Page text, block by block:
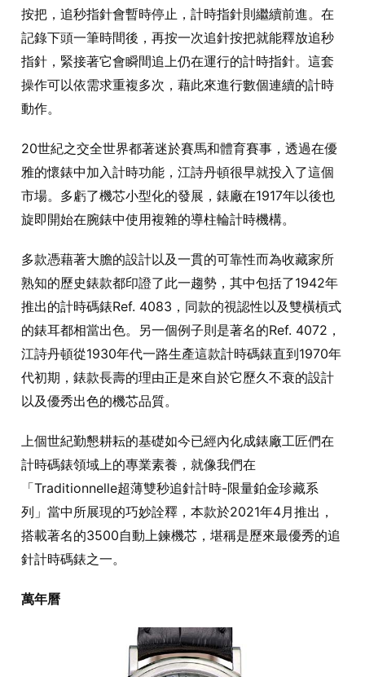
按把，追秒指針會暫時停止，計時指針則繼續前進。在
記錄下頭一筆時間後，再按一次追針按把就能釋放追秒
指針，緊接著它會瞬間追上仍在運行的計時指針。這套
操作可以依需求重複多次，藉此來進行數個連續的計時
動作。
20世紀之交全世界都著迷於賽馬和體育賽事，透過在優
雅的懷錶中加入計時功能，江詩丹頓很早就投入了這個
市場。多虧了機芯小型化的發展，錶廠在1917年以後也
旋即開始在腕錶中使用複雜的導柱輪計時機構。
多款憑藉著大膽的設計以及一貫的可靠性而為收藏家所
熟知的歷史錶款都印證了此一趨勢，其中包括了1942年
推出的計時碼錶Ref. 4083，同款的視認性以及雙橫槓式
的錶耳都相當出色。另一個例子則是著名的Ref. 4072，
江詩丹頓從1930年代一路生產這款計時碼錶直到1970年
代初期，錶款長壽的理由正是來自於它歷久不衰的設計
以及優秀出色的機芯品質。
上個世紀勤懇耕耘的基礎如今已經內化成錶廠工匠們在
計時碼錶領域上的專業素養，就像我們在
「Traditionnelle超薄雙秒追針計時-限量鉑金珍藏系
列」當中所展現的巧妙詮釋，本款於2021年4月推出，
搭載著名的3500自動上鍊機芯，堪稱是歷來最優秀的追
針計時碼錶之一。
萬年曆